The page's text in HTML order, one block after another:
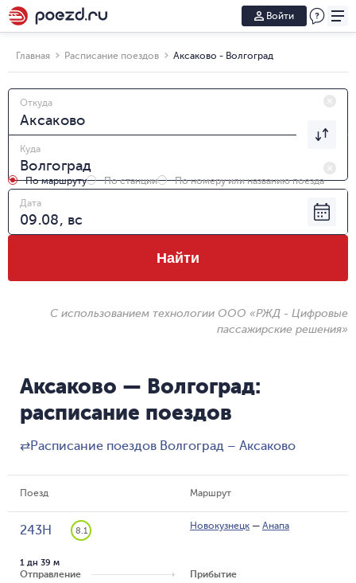
Войти
Главная Расписание поездов Аксаково - Волгоград
Откуда
Куда
По маршруту По станции
По номеру или названию поезда
Дата
Найти
С использованием технологии ООО «РЖД - Цифровые
пассажирские решения»
Аксаково — Волгоград:
расписание поездов
⇄Расписание поездов Волгоград – Аксаково
Поезд Маршрут
243Н 8.1 Новокузнецк — Анапа
Отправление
1 дн 39 м
Прибытие